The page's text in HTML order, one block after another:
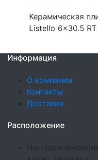
Керамическая
Listello 6x30.5
Информация
О компании
Контакты
Доставка
Расположение
Наш юридический